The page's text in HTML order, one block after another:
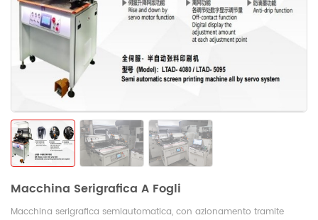
Macchina Serigrafica A Fogli
Macchina serigrafica semiautomatica, con azionamento tramite